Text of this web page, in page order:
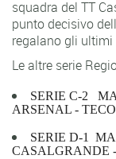
squadra del TT
punto decisivo
regalano gli
Le altre serie
SERIE C-2
ARSENAL -
SERIE D-1
CASALGRANDE